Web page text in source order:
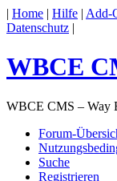
| Home | Hilfe | Add-
Datenschutz |
WBCE
WBCE CMS – Way
Forum-
Suche
Registrieren